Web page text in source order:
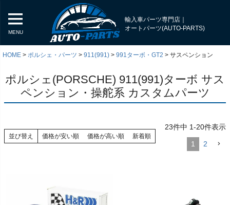
MENU
輸入車パーツ専門店｜
オートパーツ(AUTO-PARTS)
HOME ポルシェ・パーツ 911(991) 991ターボ・GT2 サスペンション
ポルシェ(PORSCHE) 911(991)ターボ サス
ペンション・操舵系 カスタムパーツ
並び替え 価格が安い順 価格が高い順 新着順
23件中 1-20件表示
1 2